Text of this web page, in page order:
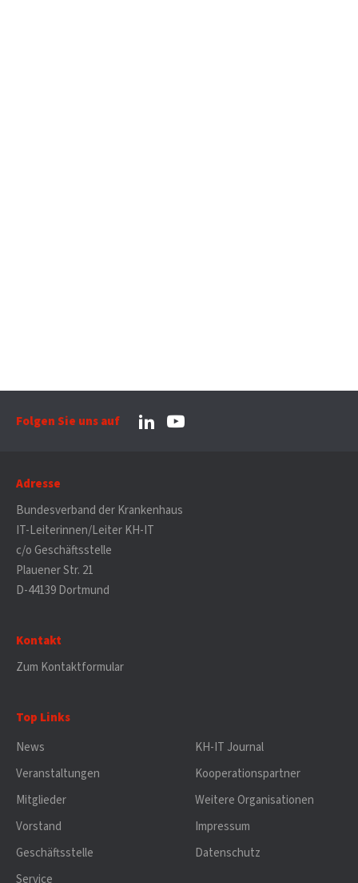
Folgen Sie uns auf
Adresse
Bundesverband der Krankenhaus
IT-Leiterinnen/Leiter KH-IT
c/o Geschäftsstelle
Plauener Str. 21
D-44139 Dortmund
Kontakt
Zum Kontaktformular
Top Links
News
Veranstaltungen
Mitglieder
Vorstand
Geschäftsstelle
Service
KH-IT Journal
Kooperationspartner
Weitere Organisationen
Impressum
Datenschutz